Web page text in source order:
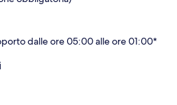
dalle ore 05:00 alle ore 01:00*